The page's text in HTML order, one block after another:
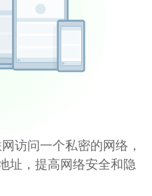
访问一个私密的网络，
址，提高网络安全和隐